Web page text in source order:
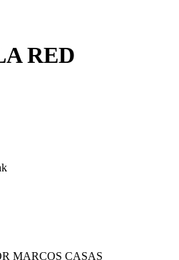
RED
MARCOS CASAS